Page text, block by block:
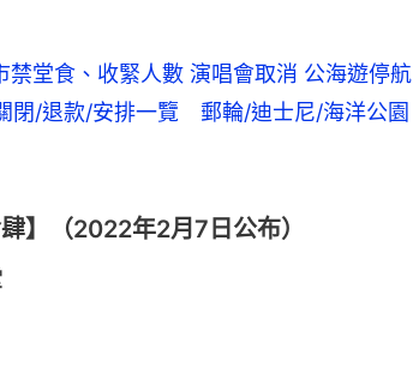
禁堂食、收緊人數 演唱會取消 公海遊停航
閉/退款/安排一覽　郵輪/迪士尼/海洋公園
】（2022年2月7日公布）